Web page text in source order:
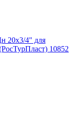
20х3/4" для
10852